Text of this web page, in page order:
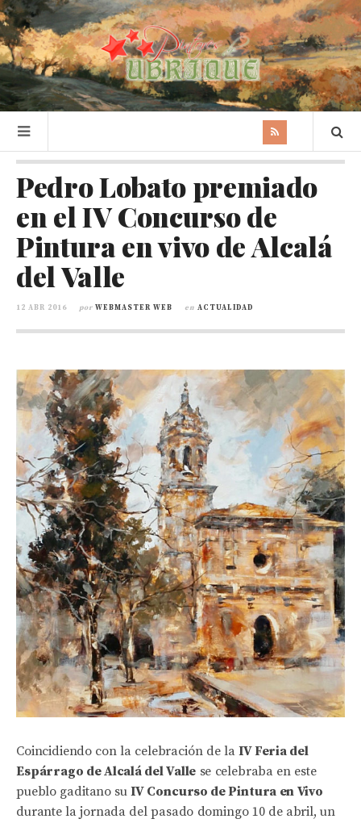
Pedro Lobato premiado
en el IV Concurso de
Pintura en vivo de Alcalá
del Valle
12 ABR 2016 por WEBMASTER WEB en ACTUALIDAD
Coincidiendo con la celebración de la IV Feria del
Espárrago de Alcalá del Valle se celebraba en este
pueblo gaditano suIV Concurso de Pintura en Vivo
durante la jornada del pasado domingo 10 de abril, un